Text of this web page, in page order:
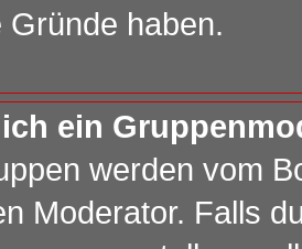
haben.
ein
werden vom
Moderator. Falls